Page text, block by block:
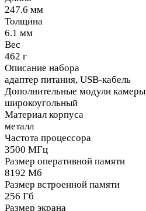
247.6 мм
Толщина
6.1 мм
Вес
462 г
Описание набора
адаптер питания, USB-кабель
Дополнительные модули камеры
широкоугольный
Материал корпуса
металл
Частота процессора
3500 МГц
Размер оперативной памяти
8192 Мб
Размер встроенной памяти
256 Гб
Размер экрана